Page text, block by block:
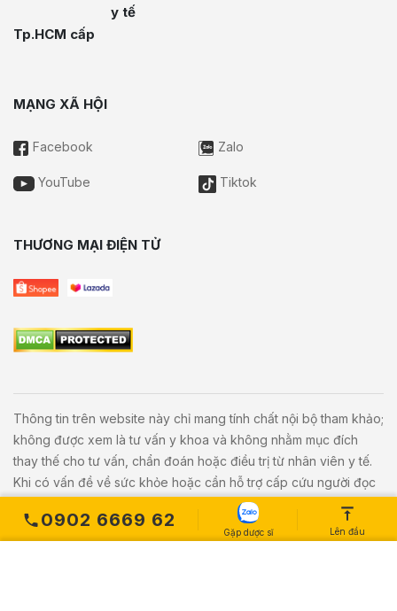
0902 6669 62
Gặp dược sĩ Lên đầu
y tế
Tp.HCM cấp
MẠNG XÃ HỘI
Facebook Zalo
YouTube Tiktok
THƯƠNG MẠI ĐIỆN TỬ
Thông tin trên website này chỉ mang tính chất nội bộ tham khảo;
không được xem là tư vấn y khoa và không nhằm mục đích
thay thế cho tư vấn, chẩn đoán hoặc điều trị từ nhân viên y tế.
Khi có vấn đề về sức khỏe hoặc cần hỗ trợ cấp cứu người đọc
cần liên hệ bác sĩ và cơ sở y tế gần nhất.
Copyright © 2020Vivita.vnAll Rights Reserved. Powered byL